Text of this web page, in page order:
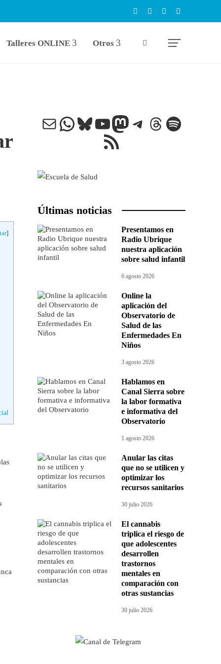
Talleres ONLINE Otros
]
Correo electrónico
WhatsApp
Bluesky
YouTube
Mastodon
Telegram
Threads
Spotify
Feed RSS
Últimas noticias
Presentamos en
Radio Ubrique
nuestra aplicación
sobre salud infantil
6 agosto 2026
Online la
aplicación del
Observatorio de
Salud de las
Enfermedades En
Niños
3 agosto 2026
Hablamos en
Canal Sierra sobre
la labor formativa
e informativa del
Observatorio
1 agosto 2026
Anular las citas
que no se utilicen y
optimizar los
recursos sanitarios
30 julio 2026
El cannabis
triplica el riesgo de
que adolescentes
desarrollen
trastornos
mentales en
comparación con
otras sustancias
30 julio 2026